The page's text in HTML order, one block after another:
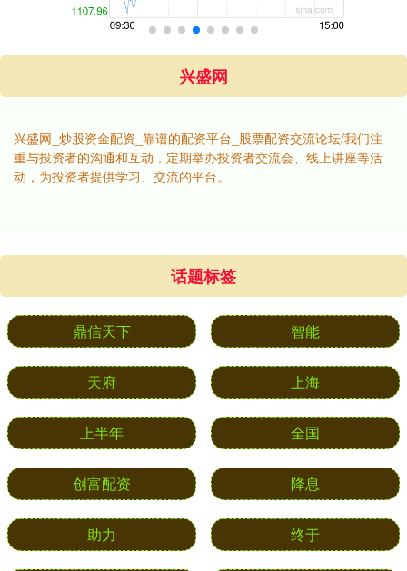
兴盛网
兴盛网_炒股资金配资_靠谱的配资平台_股票配资交流论坛/我们注
重与投资者的沟通和互动，定期举办投资者交流会、线上讲座等活
动，为投资者提供学习、交流的平台。
话题标签
鼎信天下 智能
天府 上海
上半年 全国
创富配资 降息
助力 终于